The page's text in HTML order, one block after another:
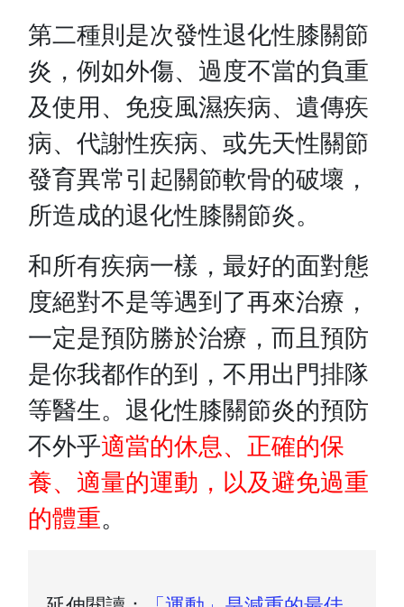
第二種則是次發性退化性膝關節
炎，例如外傷、過度不當的負重
及使用、免疫風濕疾病、遺傳疾
病、代謝性疾病、或先天性關節
發育異常引起關節軟骨的破壞，
所造成的退化性膝關節炎。
和所有疾病一樣，最好的面對態
度絕對不是等遇到了再來治療，
一定是預防勝於治療，而且預防
是你我都作的到，不用出門排隊
等醫生。退化性膝關節炎的預防
不外乎適當的休息、正確的保
養、適量的運動 ，以及避免過重
的體重。